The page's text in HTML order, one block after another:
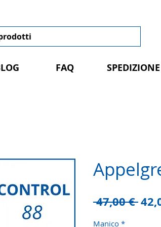
SPEDIZIONE
FAQ
47,00 €
Manico *